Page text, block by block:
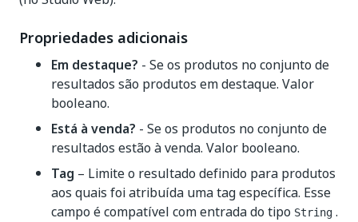
Propriedades adicionais
Em destaque? - Se os produtos no conjunto de
resultados são produtos em destaque. Valor
booleano.
Está à venda? - Se os produtos no conjunto de
resultados estão à venda. Valor booleano.
Tag – Limite o resultado definido para produtos
aos quais foi atribuída uma tag específica. Esse
campo é compatível com entrada do tipo String .